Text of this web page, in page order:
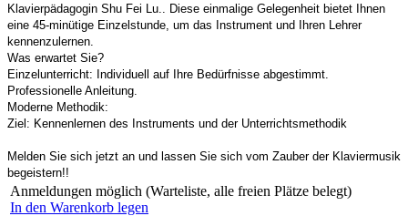
Klavierpädagogin Shu Fei Lu.. Diese einmalige Gelegenheit bietet Ihnen
eine 45-minütige Einzelstunde, um das Instrument und Ihren Lehrer
kennenzulernen.
Was erwartet Sie?
Einzelunterricht: Individuell auf Ihre Bedürfnisse abgestimmt.
Professionelle Anleitung.
Moderne Methodik:
Ziel: Kennenlernen des Instruments und der Unterrichtsmethodik
Melden Sie sich jetzt an und lassen Sie sich vom Zauber der Klaviermusik
begeistern!!
Anmeldungen möglich (Warteliste, alle freien Plätze belegt)
In den Warenkorb legen